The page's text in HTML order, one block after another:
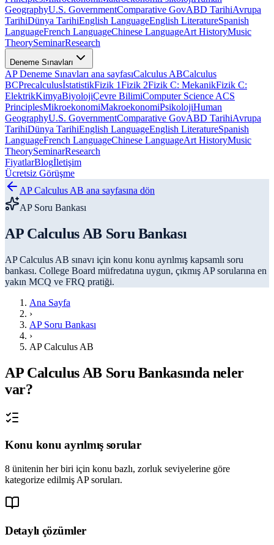
GeographyU.S. GovernmentComparative GovABD TarihiAvrupa
TarihiDünya TarihiEnglish LanguageEnglish LiteratureSpanish
LanguageFrench LanguageChinese LanguageArt HistoryMusic
TheorySeminarResearch
Deneme Sınavları
AP Deneme Sınavları ana sayfasıCalculus ABCalculus
BCPrecalculusİstatistikFizik 1Fizik 2Fizik C: MekanikFizik C:
ElektrikKimyaBiyolojiÇevre BilimiComputer Science ACS
PrinciplesMikroekonomiMakroekonomiPsikolojiHuman
GeographyU.S. GovernmentComparative GovABD TarihiAvrupa
TarihiDünya TarihiEnglish LanguageEnglish LiteratureSpanish
LanguageFrench LanguageChinese LanguageArt HistoryMusic
TheorySeminarResearch
FiyatlarBlogİletişim
Ücretsiz Görüşme
AP Calculus AB ana sayfasına dön
AP Soru Bankası
AP Calculus AB Soru Bankası
AP Calculus AB sınavı için konu konu ayrılmış kapsamlı soru
bankası. College Board müfredatına uygun, çıkmış AP sorularına en
yakın MCQ ve FRQ pratiği.
Ana Sayfa
›
AP Soru Bankası
›
AP Calculus AB
AP Calculus ABSoru Bankasında neler
var?
Konu konu ayrılmış sorular
8 ünitenin her biri için konu bazlı, zorluk seviyelerine göre
kategorize edilmiş AP soruları.
Detaylı çözümler